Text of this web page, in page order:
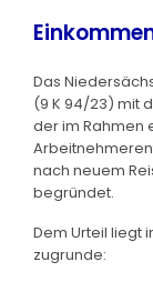
Das
(9 K 94/23) mit
der im Rahmen
nach neuem
begründet.
Dem Urteil liegt
zugrunde: